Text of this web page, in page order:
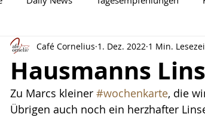
Salate & Co. Pasta
Specials Neue Speisekarte
Hausmanns
Café Cornelius 1. Dez. 2022 1 Min.
Zu Marcs kleiner #wochenkarte, die
Übrigen auch noch ein herzhafter